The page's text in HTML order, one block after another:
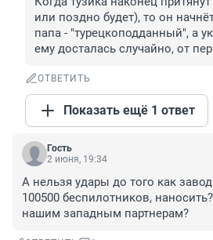
или поздно будет), то он
папа - "турецкоподданный", а
ему досталась случайно, от
ОТВЕТИТЬ
Показать ещё 1 ответ
Гость
2 июня, 19:34
А нельзя удары до того как
100500 беспилотников,
нашим западным партнерам?